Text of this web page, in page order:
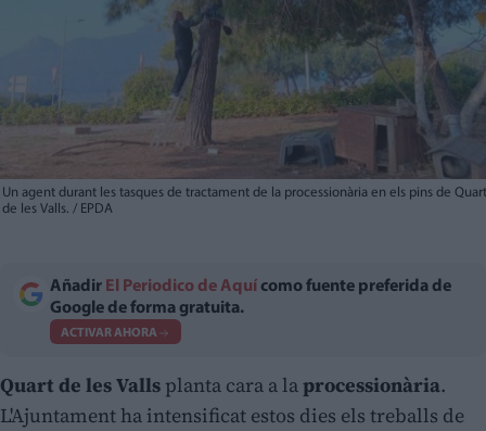
Un agent durant les tasques de tractament de la processionària en els pins de Quart
de les Valls. / EPDA
Añadir El Periodico de Aquí como fuente preferida de
Google de forma gratuita.
ACTIVAR AHORA
Quart de les Valls planta cara a laprocessionària.
L'Ajuntament ha intensificat estos dies els treballs de